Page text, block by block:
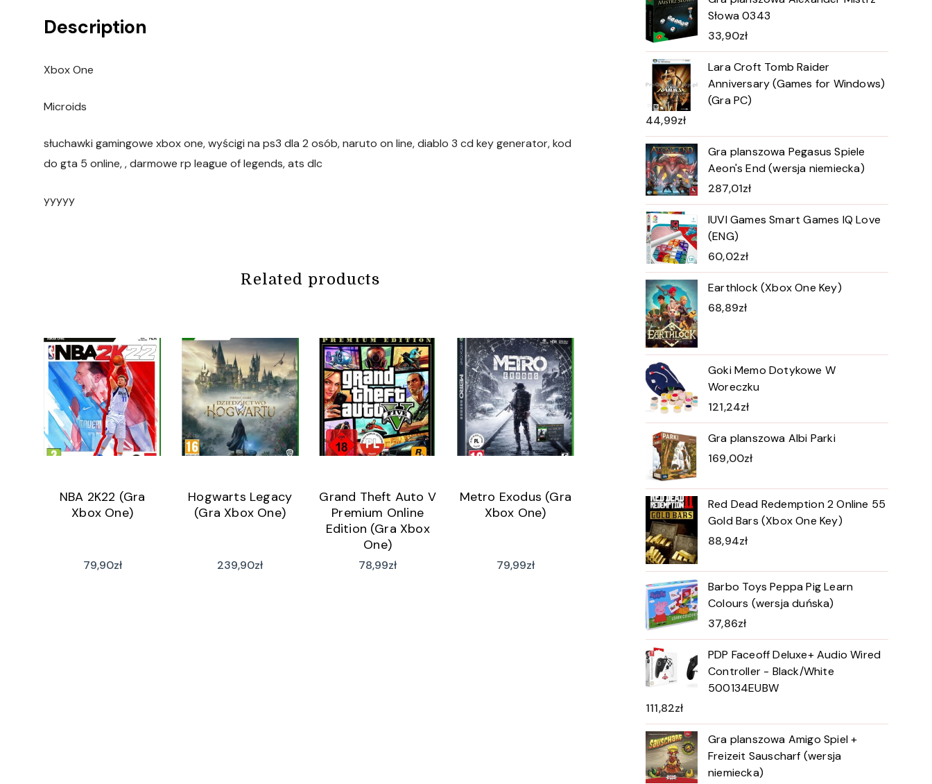
Description
Xbox One
Microids
słuchawki gamingowe xbox one, wyścigi na ps3 dla 2 osób, naruto on line, diablo 3 cd key generator, kod
do gta 5 online, , darmowe rp league of legends, ats dlc
yyyyy
Related products
NBA 2K22 (Gra
Xbox One)
79,90zł
Hogwarts Legacy
(Gra Xbox One)
239,90zł
Grand Theft Auto V
Premium Online
Edition (Gra Xbox
One)
78,99zł
Metro Exodus (Gra
Xbox One)
79,99zł
Słowa 0343
33,90zł
Lara Croft Tomb Raider
Anniversary (Games for Windows)
(Gra PC)
44,99zł
Gra planszowa Pegasus Spiele
Aeon's End (wersja niemiecka)
287,01zł
IUVI Games Smart Games IQ Love
(ENG)
60,02zł
Earthlock (Xbox One Key)
68,89zł
Goki Memo Dotykowe W
Woreczku
121,24zł
Gra planszowa Albi Parki
169,00zł
Red Dead Redemption 2 Online 55
Gold Bars (Xbox One Key)
88,94zł
Barbo Toys Peppa Pig Learn
Colours (wersja duńska)
37,86zł
PDP Faceoff Deluxe+ Audio Wired
Controller - Black/White
500134EUBW
111,82zł
Gra planszowa Amigo Spiel +
Freizeit Sauscharf (wersja
niemiecka)